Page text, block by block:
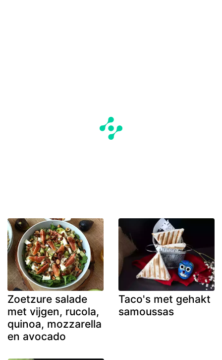
Zoetzure salade
met vijgen, rucola,
quinoa, mozzarella
en avocado
Taco's met gehakt
samoussas